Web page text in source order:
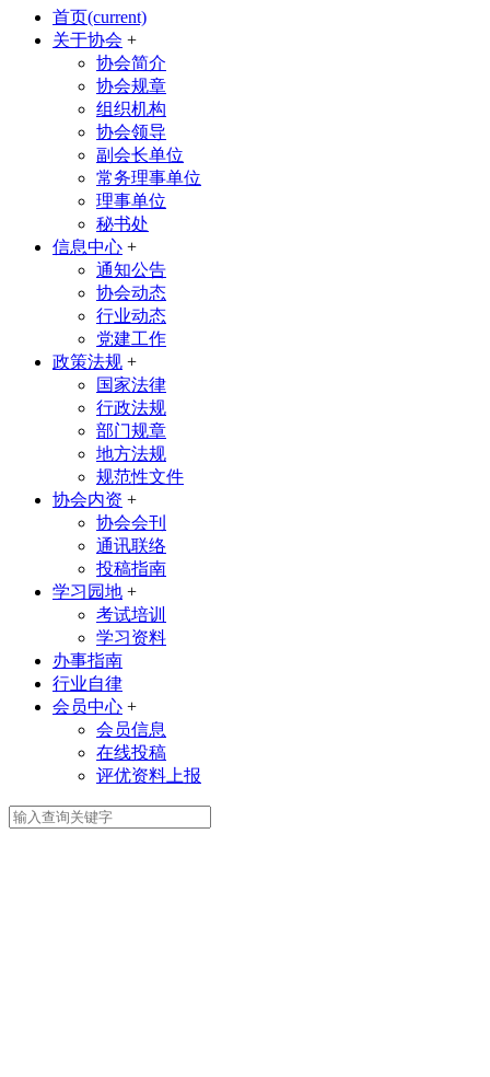
首页(current)
关于协会 +
协会简介
协会规章
组织机构
协会领导
副会长单位
常务理事单位
理事单位
秘书处
信息中心 +
通知公告
协会动态
行业动态
党建工作
政策法规 +
国家法律
行政法规
部门规章
地方法规
规范性文件
协会内资 +
协会会刊
通讯联络
投稿指南
学习园地 +
考试培训
学习资料
办事指南
行业自律
会员中心 +
会员信息
在线投稿
评优资料上报